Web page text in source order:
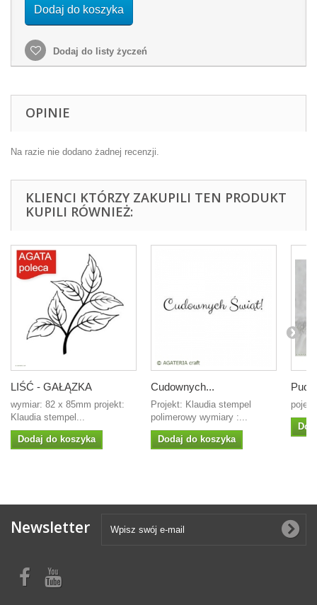
Dodaj do koszyka
Dodaj do listy życzeń
OPINIE
Na razie nie dodano żadnej recenzji.
KLIENCI KTÓRZY ZAKUPILI TEN PRODUKT
KUPILI RÓWNIEŻ:
LIŚĆ - GAŁĄZKA
wymiar: 82 x 85mm projekt:
Klaudia stempel...
Dodaj do koszyka
Cudownych...
Projekt: Klaudia stempel
polimerowy wymiary :...
Dodaj do koszyka
Newsletter